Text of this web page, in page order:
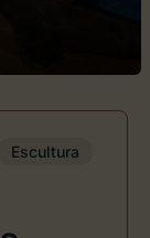
Escultura